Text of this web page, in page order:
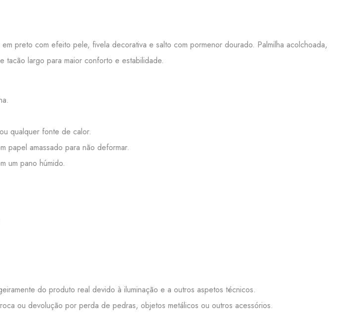
preto com efeito pele, fivela decorativa e salto com pormenor dourado. Palmilha acolchoada,
tacão largo para maior conforto e estabilidade.
qualquer fonte de calor.
papel amassado para não deformar.
um pano húmido.
do produto real devido à iluminação e a outros aspetos técnicos.
ou devolução por perda de pedras, objetos metálicos ou outros acessórios.